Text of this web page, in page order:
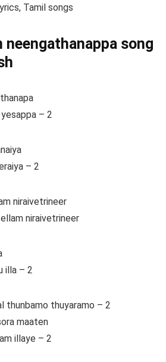
Tamil songs
neengathanappa song
– 2
– 2
niraivetrineer
niraivetrineer
illa – 2
thunbamo thuyaramo – 2
maaten
illaye – 2